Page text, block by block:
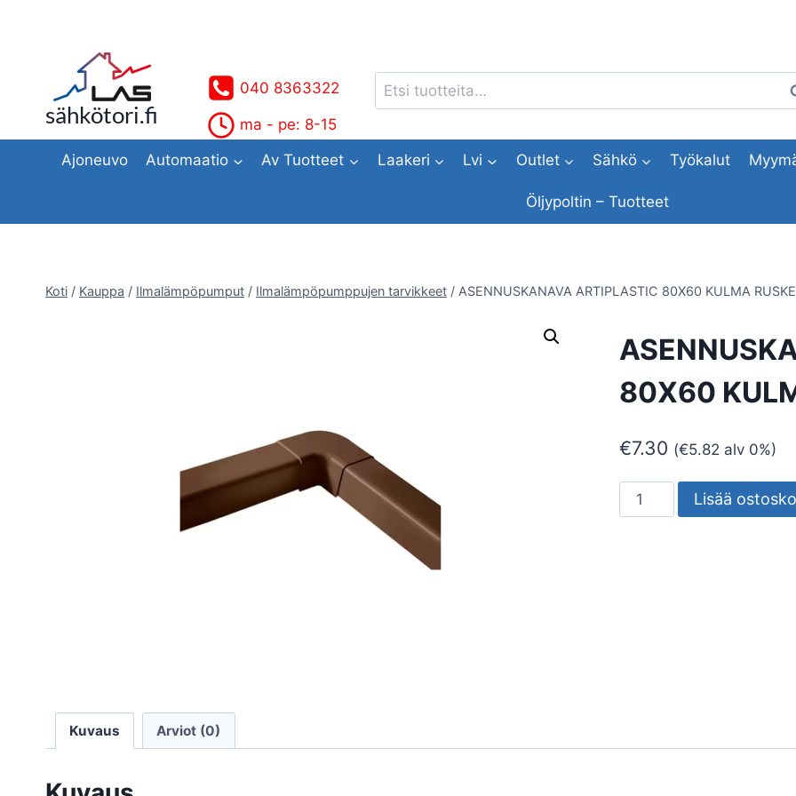
sähkötori.fi
040 8363322
ma - pe: 8-15
Etsi:
Ajoneuvo Automaatio Av Tuotteet Laakeri Lvi Outlet Sähkö Työkalut
Öljypoltin – Tuotteet
Koti / Kauppa / Ilmalämpöpumput / Ilmalämpöpumppujen tarvikkeet / ASENNUSKANAVA ARTIPLASTIC 80X60 KULMA
80X60
€7.30 (€5.82 alv 0%)
ASENNUSKANAVA
ARTIPLASTIC
Lisää
Kuvaus Arviot (0)